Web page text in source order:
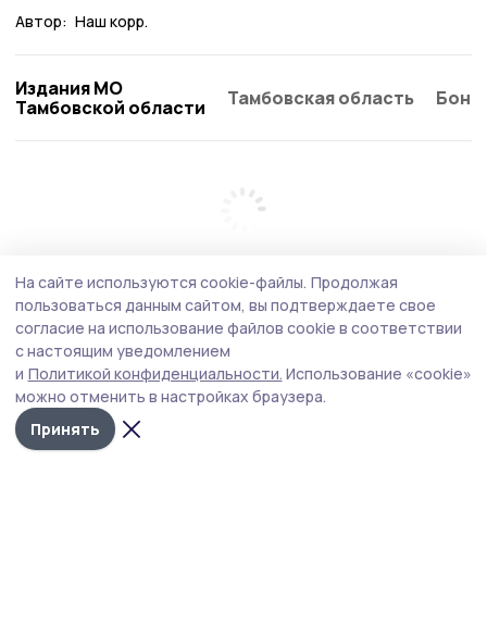
Автор: Наш корр.
Издания МО
Тамбовской области
Тамбовская область
На сайте используются cookie-файлы. Продолжая
пользоваться данным сайтом, вы подтверждаете свое
согласие на использование файлов cookie в соответствии
с настоящим уведомлением
и Политикой конфиденциальности. Использование «cookie»
можно отменить в настройках браузера.
Принять